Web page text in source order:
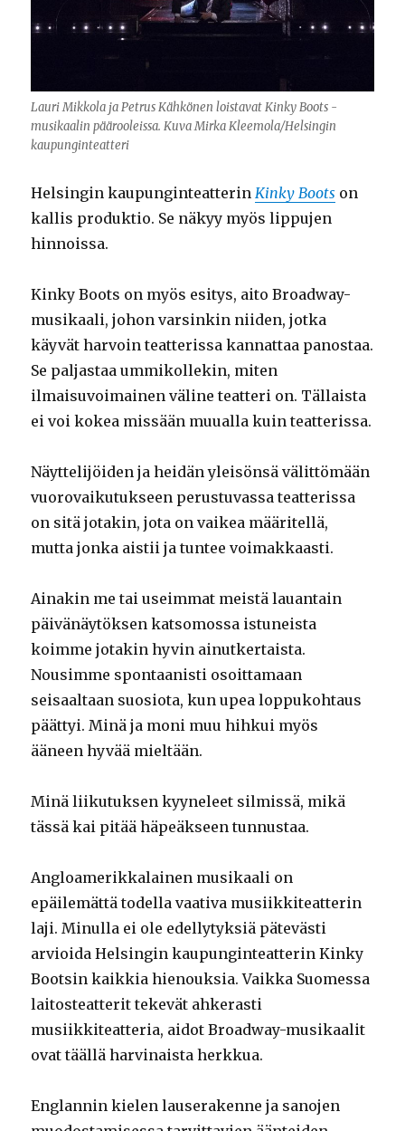
Lauri Mikkola ja Petrus Kähkönen loistavat Kinky Boots -
musikaalin päärooleissa. Kuva Mirka Kleemola/Helsingin
kaupunginteatteri
Helsingin kaupunginteatterin Kinky Boots on
kallis produktio. Se näkyy myös lippujen
hinnoissa.
Kinky Boots on myös esitys, aito Broadway-
musikaali, johon varsinkin niiden, jotka
käyvät harvoin teatterissa kannattaa panostaa.
Se paljastaa ummikollekin, miten
ilmaisuvoimainen väline teatteri on. Tällaista
ei voi kokea missään muualla kuin teatterissa.
Näyttelijöiden ja heidän yleisönsä välittömään
vuorovaikutukseen perustuvassa teatterissa
on sitä jotakin, jota on vaikea määritellä,
mutta jonka aistii ja tuntee voimakkaasti.
Ainakin me tai useimmat meistä lauantain
päivänäytöksen katsomossa istuneista
koimme jotakin hyvin ainutkertaista.
Nousimme spontaanisti osoittamaan
seisaaltaan suosiota, kun upea loppukohtaus
päättyi. Minä ja moni muu hihkui myös
ääneen hyvää mieltään.
Minä liikutuksen kyyneleet silmissä, mikä
tässä kai pitää häpeäkseen tunnustaa.
Angloamerikkalainen musikaali on
epäilemättä todella vaativa musiikkiteatterin
laji. Minulla ei ole edellytyksiä pätevästi
arvioida Helsingin kaupunginteatterin Kinky
Bootsin kaikkia hienouksia. Vaikka Suomessa
laitosteatterit tekevät ahkerasti
musiikkiteatteria, aidot Broadway-musikaalit
ovat täällä harvinaista herkkua.
Englannin kielen lauserakenne ja sanojen